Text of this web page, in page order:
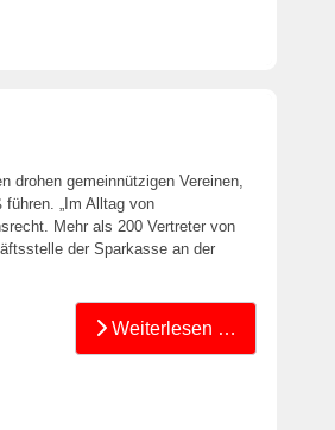
drohen gemeinnützigen Vereinen,
„Im Alltag von
Mehr als 200 Vertreter von
der Sparkasse an der
Weiterlesen …